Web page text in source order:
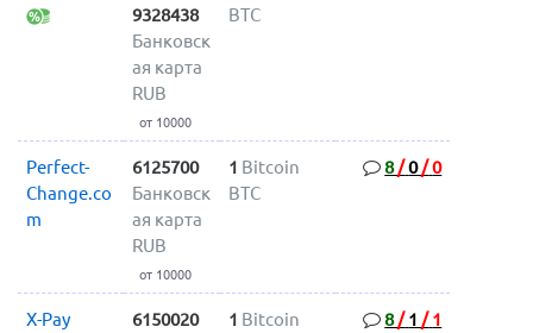
9328438
Банковск
ая карта
RUB
от 10000
BTC
Perfect-
Change.co
m
6125700
Банковск
ая карта
RUB
от 10000
1 Bitcoin
BTC
8/0/0
X-Pay
6150020
1 Bitcoin
8/ 1 / 1